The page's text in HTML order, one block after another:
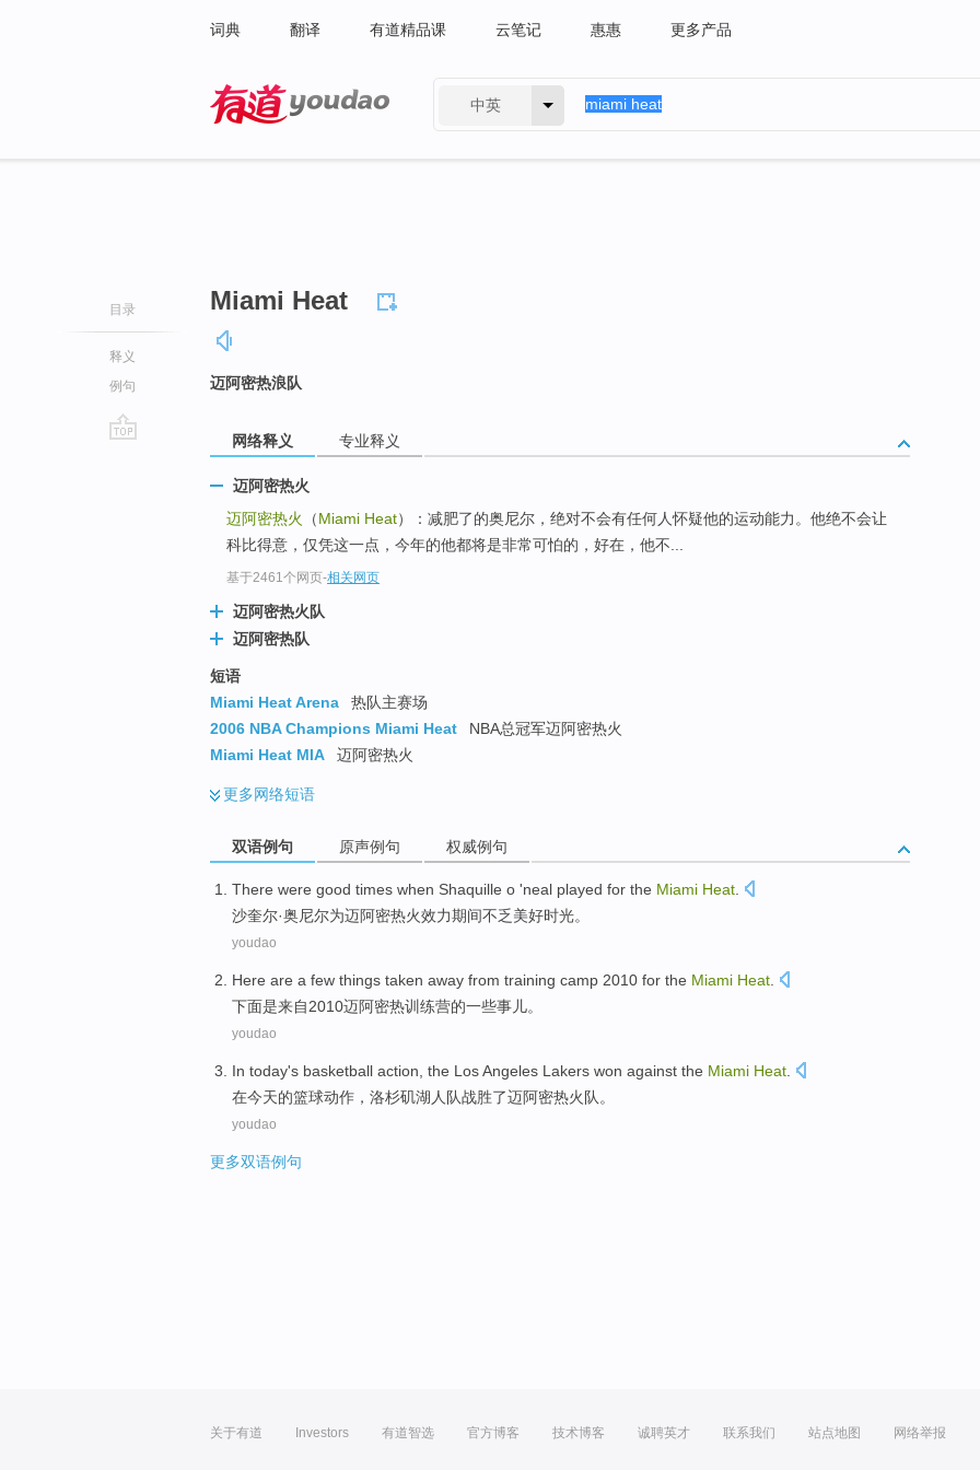
词典 翻译 有道精品课 云笔记 惠惠 更多产品
中英
目录
释义
例句
Miami Heat
迈阿密热浪队
网络释义 专业释义
迈阿密热火
迈阿密热火
（Miami Heat）：减肥了的奥尼尔，绝对不会有任何人怀疑他的运动能力。他绝不会让
科比得意，仅凭这一点，今年的他都将是非常可怕的，好在，他不...
基于2461个网页-相关网页
迈阿密热火队
迈阿密热队
短语
Miami Heat Arena
热队主赛场
2006 NBA Champions Miami Heat
NBA总冠军迈阿密热火
Miami Heat MIA
迈阿密热火
更多网络短语
双语例句 原声例句 权威例句
There were good times when Shaquille o 'neal played for the Miami Heat.
沙奎尔·奥尼尔为迈阿密热火效力期间不乏美好时光。
youdao
Here are a few things taken away from training camp 2010 for the Miami Heat
下面是来自2010迈阿密热训练营的一些事儿。
youdao
In today's basketball action , the Los Angeles Lakers won against the Miami Heat
在今天的篮球动作 ， 洛杉矶湖人队战胜了迈阿密热火队。
youdao
更多双语例句
关于有道 Investors 有道智选 官方博客 技术博客 诚聘英才 联系我们 站点地图 网络举报